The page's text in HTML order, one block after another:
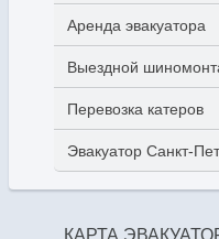
Аренда эвакуатора
Выездной
Перевозка катеров
Эвакуатор Санкт-